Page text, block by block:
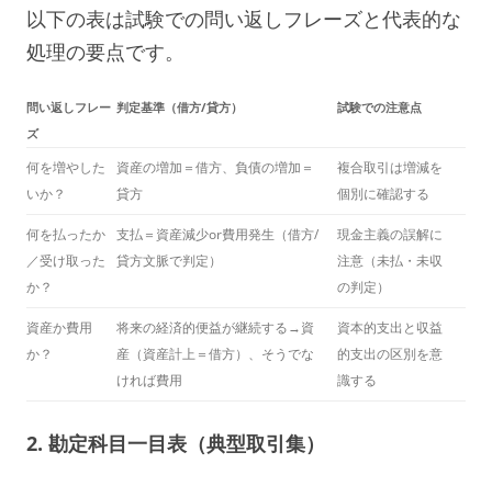
以下の表は試験での問い返しフレーズと代表的な
処理の要点です。
問い返しフレー
ズ
判定基準（借方/貸方） 試験での注意点
何を増やした
いか？
資産の増加＝借方、負債の増加＝
貸方
複合取引は増減を
個別に確認する
何を払ったか
／受け取った
か？
支払＝資産減少or費用発生（借方/
貸方文脈で判定）
現金主義の誤解に
注意（未払・未収
の判定）
資産か費用
か？
将来の経済的便益が継続する→資
産（資産計上＝借方）、そうでな
ければ費用
資本的支出と収益
的支出の区別を意
識する
2. 勘定科目一目表（典型取引集）